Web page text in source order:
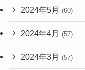
2024年5月 (60)
2024年4月 (57)
2024年3月 (57)